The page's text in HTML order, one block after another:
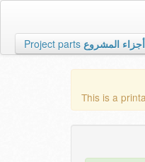
Project parts أجزاء المشروع
This is a